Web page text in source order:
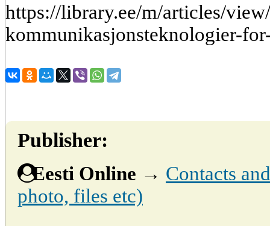
https://library.ee/m/articles/
kommunikasjonsteknologier-
Publisher:
Eesti Online → Contacts
photo, files etc)